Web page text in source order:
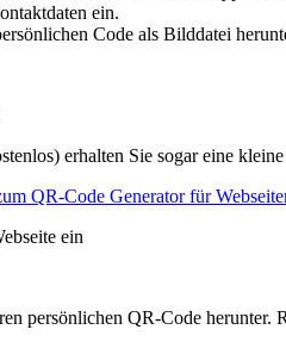
ein.
Code als Bilddatei
erhalten Sie sogar eine
QR-Code Generator für
ein
persönlichen QR-Code herunter.